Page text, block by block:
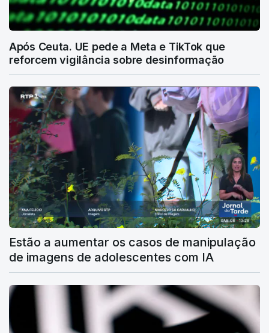
Após Ceuta. UE pede a Meta e TikTok que
reforcem vigilância sobre desinformação
Estão a aumentar os casos de manipulação
de imagens de adolescentes com IA